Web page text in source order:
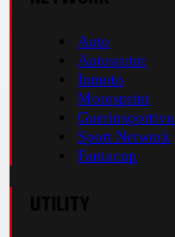
Auto
Autosprint
Inmoto
Motosprint
Guerinsportivo
Sport Network
Fantacup